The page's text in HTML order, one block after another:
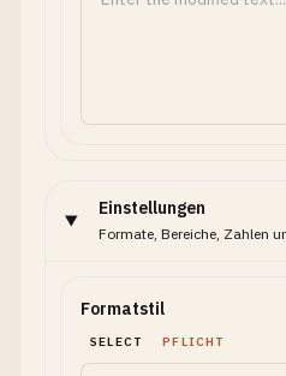
Einstellungen
Formate, Bereiche, Zahlen
Formatstil
SELECT PFLICHT